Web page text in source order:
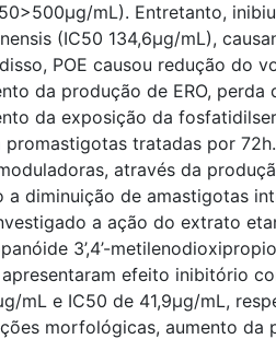
mL). Entretanto,
(IC50 134,6μg/mL),
POE causou redução do
da produção de ERO, perda
da exposição da
tratadas por
através da
diminuição de amastigotas
a ação do extrato
3’,4’-
apresentaram efeito inibitório
mL e IC50 de 41,9μg/mL,
morfológicas, aumento da